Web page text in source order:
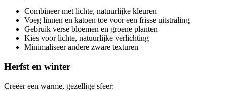
Combineer met lichte, natuurlijke kleuren
Voeg linnen en katoen toe voor een frisse uitstraling
Gebruik verse bloemen en groene planten
Kies voor lichte, natuurlijke verlichting
Minimaliseer andere zware texturen
Herfst en winter
Creëer een warme, gezellige sfeer: